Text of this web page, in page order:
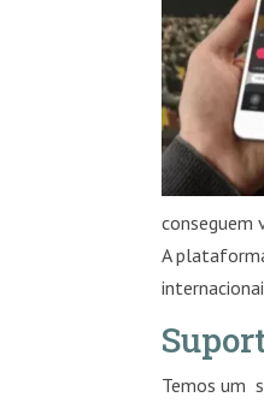
conseguem
A
Temos um